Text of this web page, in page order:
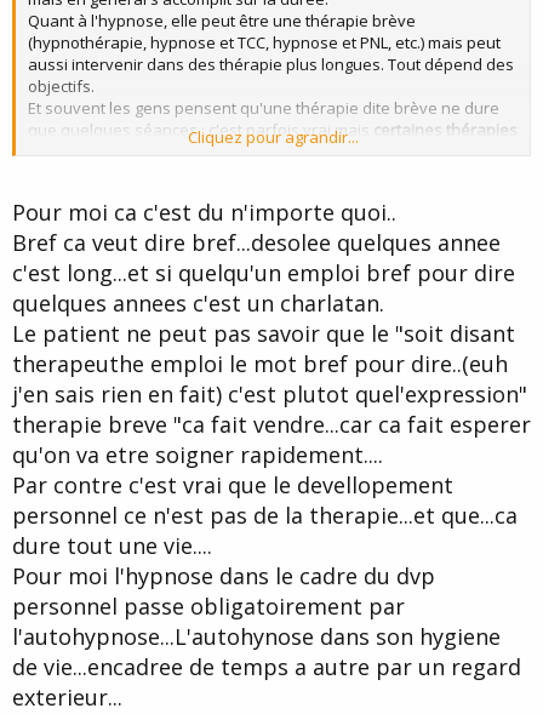
Quant à l'hypnose, elle peut être une thérapie brève
(hypnothérapie, hypnose et TCC, hypnose et PNL, etc.) mais peut
aussi intervenir dans des thérapie plus longues. Tout dépend des
objectifs.
Et souvent les gens pensent qu'une thérapie dite brève ne dure
que quelques séances ; c'est parfois vrai mais certaines thérapies
brèves durent quand-même plusieurs années ! Il faut plus
Cliquez pour agrandir...
Pour moi ca c'est du n'importe quoi..
Bref ca veut dire bref...desolee quelques annee
c'est long...et si quelqu'un emploi bref pour dire
quelques annees c'est un charlatan.
Le patient ne peut pas savoir que le "soit disant
therapeuthe emploi le mot bref pour dire..(euh
j'en sais rien en fait) c'est plutot quel'expression"
therapie breve "ca fait vendre...car ca fait esperer
qu'on va etre soigner rapidement....
Par contre c'est vrai que le devellopement
personnel ce n'est pas de la therapie...et que...ca
dure tout une vie....
Pour moi l'hypnose dans le cadre du dvp
personnel passe obligatoirement par
l'autohypnose...L'autohynose dans son hygiene
de vie...encadree de temps a autre par un regard
exterieur...